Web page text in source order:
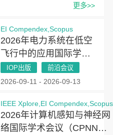
更多>>
EI Compendex,Scopus
2026年电力系统在低空
飞行中的应用国际学术
会议（PSLAF 2026）
IOP出版 前沿会议
2026-09-11 - 2026-09-13
IEEE Xplore,EI Compendex,Scopus
2026年计算机感知与神经网
络国际学术会议（CPNN